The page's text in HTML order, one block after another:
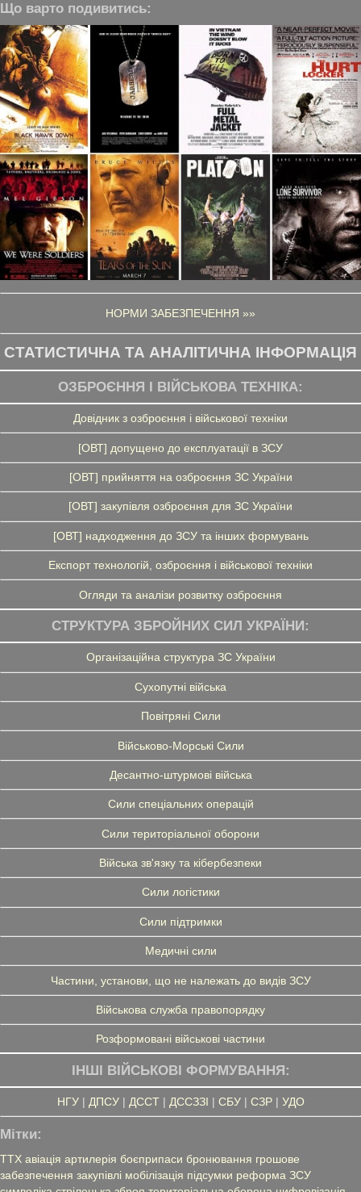
Що варто подивитись:
НОРМИ ЗАБЕЗПЕЧЕННЯ »»
СТАТИСТИЧНА ТА АНАЛІТИЧНА ІНФОРМАЦІЯ
ОЗБРОЄННЯ І ВІЙСЬКОВА ТЕХНІКА:
Довідник з озброєння і військової техніки
[ОВТ] допущено до експлуатації в ЗСУ
[ОВТ] прийняття на озброєння ЗС України
[ОВТ] закупівля озброєння для ЗС України
[ОВТ] надходження до ЗСУ та інших формувань
Експорт технологій, озброєння і військової техніки
Огляди та аналізи розвитку озброєння
СТРУКТУРА ЗБРОЙНИХ СИЛ УКРАЇНИ:
Організаційна структура ЗС України
Сухопутні війська
Повітряні Сили
Військово-Морські Сили
Десантно-штурмові війська
Сили спеціальних операцій
Сили територіальної оборони
Війська зв'язку та кібербезпеки
Сили логістики
Сили підтримки
Медичні сили
Частини, установи, що не належать до видів ЗСУ
Військова служба правопорядку
Розформовані військові частини
ІНШІ ВІЙСЬКОВІ ФОРМУВАННЯ:
НГУ| ДПСУ| ДССТ| ДССЗЗІ | СБУ| СЗР| УДО
Мітки:
ТТХ авіація артилерія боєприпаси бронювання грошове
забезпечення закупівлі мобілізація підсумки реформа ЗСУ